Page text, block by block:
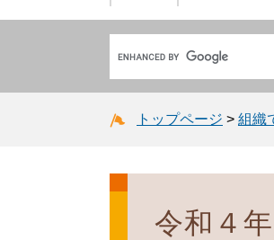
トップページ > 組織
令和４